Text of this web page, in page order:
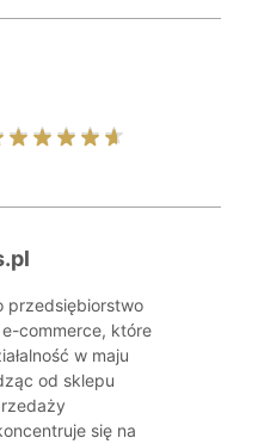
przedsiębiorstwo
commerce, które
w maju
od sklepu
się na